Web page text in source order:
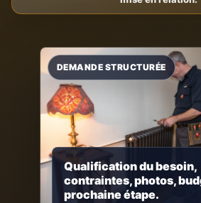
Qualification du besoin,
contraintes, photos,
prochaine étape.